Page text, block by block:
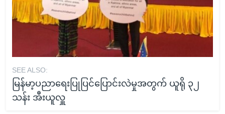
SEE ALSO:
မြန်မာ့ပညာရေးပြုပြင်ပြောင်းလဲမှုအတွက် ယူရို ၃၂
သန်း အီးယူလှူ